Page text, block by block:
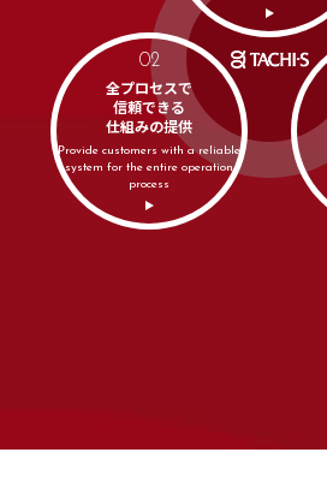
02
全プロセスで
信頼できる
仕組みの提供
Provide customers with a reliable
system for the entire operation
process